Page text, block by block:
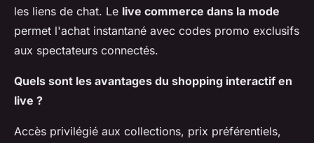
les liens de chat. Le live commerce dans la mode
permet l'achat instantané avec codes promo exclusifs
aux spectateurs connectés.
Quels sont les avantages du shopping interactif en
live ?
Accès privilégié aux collections, prix préférentiels,